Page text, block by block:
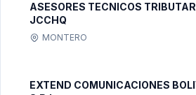
ASESORES TECNICOS
JCCHQ
MONTERO
EXTEND COMUNICACIONES